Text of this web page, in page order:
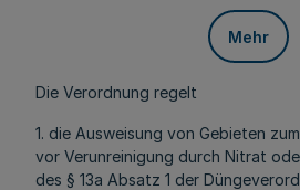
Mehr
Die Verordnung regelt
1. die Ausweisung von Gebieten
vor Verunreinigung durch Nitrat
des § 13a Absatz 1 der